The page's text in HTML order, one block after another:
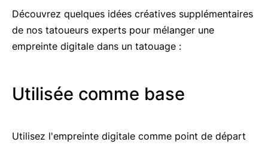
Découvrez quelques idées créatives supplémentaires
de nos tatoueurs experts pour mélanger une
empreinte digitale dans un tatouage :
Utilisée comme base
Utilisez l'empreinte digitale comme point de départ